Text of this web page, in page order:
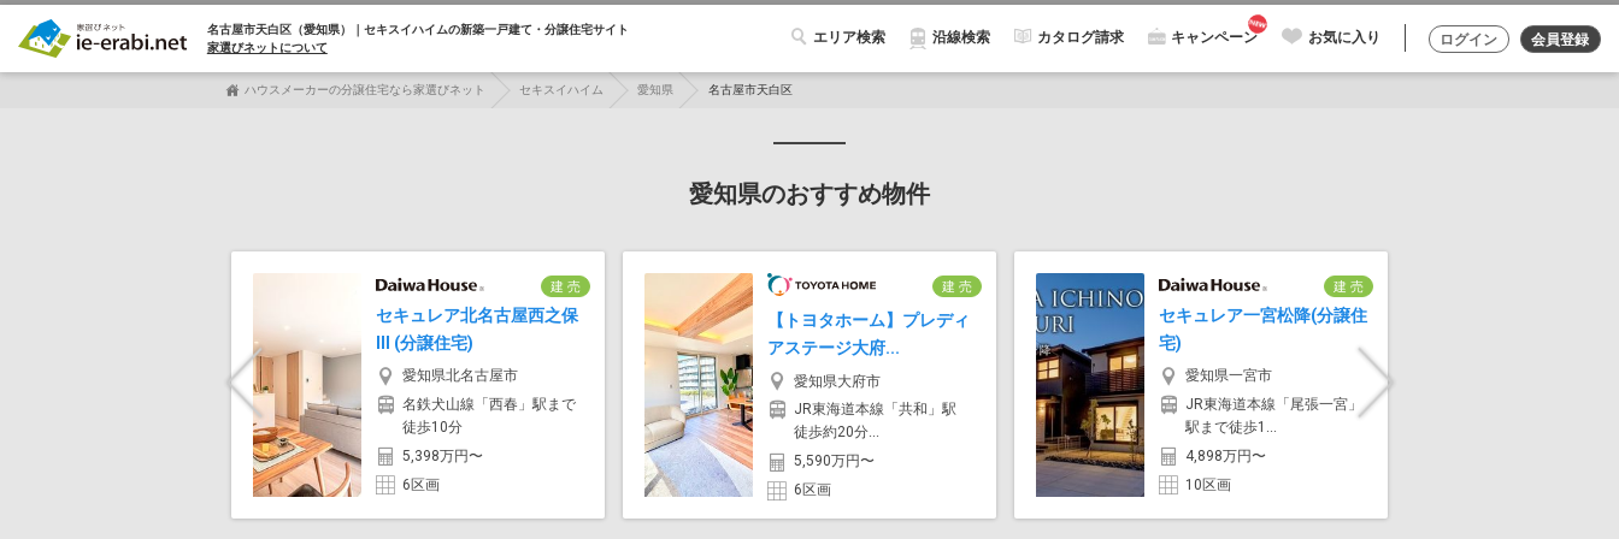
名古屋市天白区（愛知県）｜セキスイハイムの新築一戸建て・分譲住宅サイト
家選びネットについて
エリア検索 沿線検索 カタログ請求 キャンペーン お気に入り ログイン 会員登録
ハウスメーカーの分譲住宅なら家選びネット セキスイハイム 愛知県 名古屋市天白区
愛知県のおすすめ物件
Previous
建 売
セキュレア北名古屋西之保
III (分譲住宅)
愛知県北名古屋市
名鉄犬山線「西春」駅まで
徒歩10分
5,398万円〜
6区画
建 売
【トヨタホーム】プレディ
アステージ大府...
愛知県大府市
JR東海道本線「共和」駅
徒歩約20分...
5,590万円〜
6区画
建 売
セキュレア一宮松降(分譲住
宅)
愛知県一宮市
JR東海道本線「尾張一宮」
駅まで徒歩1...
4,898万円〜
10区画